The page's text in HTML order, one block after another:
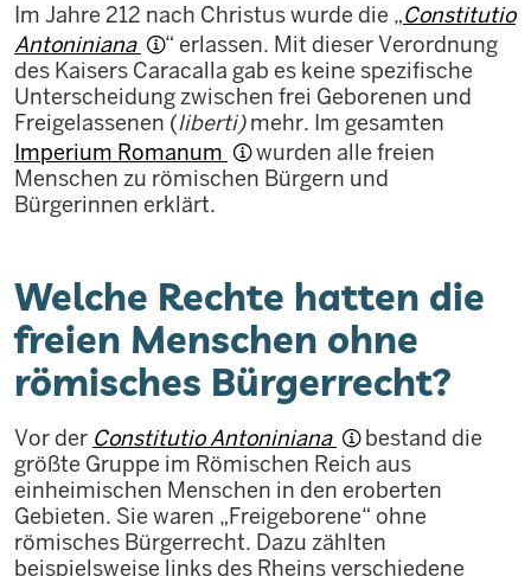
Im Jahre 212 nach Christus wurde die „Constitutio
Antoniniana
“ erlassen. Mit dieser Verordnung
des Kaisers Caracalla gab es keine spezifische
Unterscheidung zwischen frei Geborenen und
Freigelassenen (liberti)mehr. Im gesamten
Imperium Romanum
wurden alle freien
Menschen zu römischen Bürgern und
Bürgerinnen erklärt.
Welche Rechte hatten die
freien Menschen ohne
römisches Bürgerrecht?
Vor der Constitutio Antoniniana
bestand die
größte Gruppe im Römischen Reich aus
einheimischen Menschen in den eroberten
Gebieten. Sie waren „Freigeborene“ ohne
römisches Bürgerrecht. Dazu zählten
beispielsweise links des Rheins verschiedene